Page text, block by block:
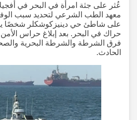
عُثر على جثة امرأة في البحر في
معهد الطب الشرعي لتحديد سبب
على شاطئ حي دينيزكوشكلر شخصًا
حراك في البحر. بعد إبلاغ حراس الأمن
فرق الشرطة والشرطة البحرية والصحة
الحادث.